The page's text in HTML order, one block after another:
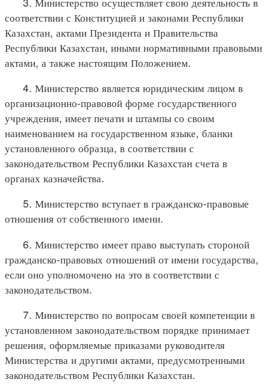
соответствии с Конституцией и законами Республики
Казахстан, актами Президента и Правительства
Республики Казахстан, иными нормативными правовыми
актами, а также настоящим Положением.
4. Министерство является юридическим лицом в
организационно-правовой форме государственного
учреждения, имеет печати и штампы со своим
наименованием на государственном языке, бланки
установленного образца, в соответствии с
законодательством Республики Казахстан счета в
органах казначейства.
5. Министерство вступает в гражданско-правовые
отношения от собственного имени.
6. Министерство имеет право выступать стороной
гражданско-правовых отношений от имени государства,
если оно уполномочено на это в соответствии с
законодательством.
7. Министерство по вопросам своей компетенции в
установленном законодательством порядке принимает
решения, оформляемые приказами руководителя
Министерства и другими актами, предусмотренными
законодательством Республики Казахстан.